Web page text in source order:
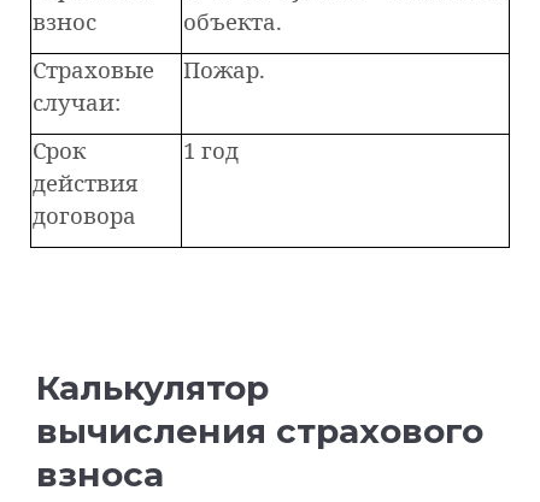
взнос
объекта.
Страховые
случаи:
Пожар.
Срок
действия
договора
1 год
Калькулятор
вычисления страхового
взноса